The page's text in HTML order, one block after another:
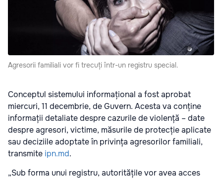
Agresorii familiali vor fi trecuți într-un registru special.
Conceptul sistemului informațional a fost aprobat
miercuri, 11 decembrie, de Guvern. Acesta va conține
informații detaliate despre cazurile de violență – date
despre agresori, victime, măsurile de protecție aplicate
sau deciziile adoptate în privința agresorilor familiali,
transmite ipn.md.
„Sub forma unui registru, autoritățile vor avea acces